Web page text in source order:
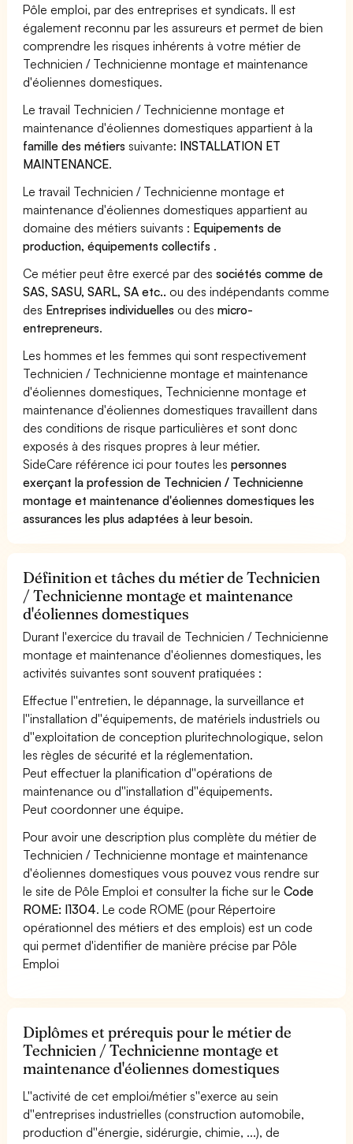
Pôle emploi, par des entreprises et syndicats. Il est
également reconnu par les assureurs et permet de bien
comprendre les risques inhérents à votre métier de
Technicien / Technicienne montage et maintenance
d'éoliennes domestiques.
Le travail Technicien / Technicienne montage et
maintenance d'éoliennes domestiques appartient à la
famille des métiers suivante: INSTALLATION ET
MAINTENANCE.
Le travail Technicien / Technicienne montage et
maintenance d'éoliennes domestiques appartient au
domaine des métiers suivants : Equipements de
production, équipements collectifs .
Ce métier peut être exercé par dessociétés comme de
SAS, SASU, SARL, SA etc.. ou des indépendants comme
des Entreprises individuelles ou desmicro-
entrepreneurs.
Les hommes et les femmes qui sont respectivement
Technicien / Technicienne montage et maintenance
d'éoliennes domestiques, Technicienne montage et
maintenance d'éoliennes domestiques travaillent dans
des conditions de risque particulières et sont donc
exposés à des risques propres à leur métier.
SideCare référence ici pour toutes lespersonnes
exerçant la profession de Technicien / Technicienne
montage et maintenance d'éoliennes domestiques les
assurances les plus adaptées à leur besoin.
Définition et tâches du métier de Technicien
/ Technicienne montage et maintenance
d'éoliennes domestiques
Durant l'exercice du travail de Technicien / Technicienne
montage et maintenance d'éoliennes domestiques, les
activités suivantes sont souvent pratiquées :
Effectue l''entretien, le dépannage, la surveillance et
l''installation d''équipements, de matériels industriels ou
d''exploitation de conception pluritechnologique, selon
les règles de sécurité et la réglementation.
Peut effectuer la planification d''opérations de
maintenance ou d''installation d''équipements.
Peut coordonner une équipe.
Pour avoir une description plus complète du métier de
Technicien / Technicienne montage et maintenance
d'éoliennes domestiques vous pouvez vous rendre sur
le site de Pôle Emploi et consulter la fiche sur leCode
ROME: I1304. Le code ROME (pour Répertoire
opérationnel des métiers et des emplois) est un code
qui permet d'identifier de manière précise par Pôle
Emploi
Diplômes et prérequis pour le métier de
Technicien / Technicienne montage et
maintenance d'éoliennes domestiques
L''activité de cet emploi/métier s''exerce au sein
d''entreprises industrielles (construction automobile,
production d''énergie, sidérurgie, chimie, ...), de